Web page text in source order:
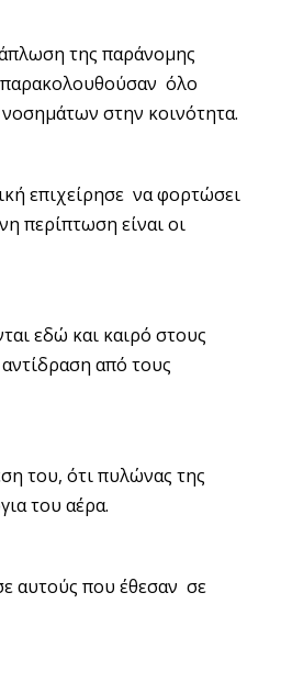
της παράνομης
παρακολουθούσαν όλο
στην κοινότητα.
επιχείρησε να φορτώσει
περίπτωση είναι οι
εδώ και καιρό στους
από τους
του, ότι πυλώνας της
του αέρα.
αυτούς που έθεσαν σε